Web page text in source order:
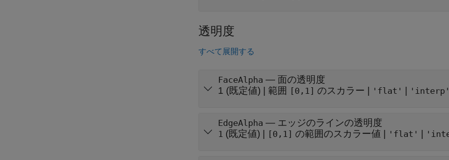
透明度
すべて展開する
FaceAlpha — 面の透明度
1 (既定値) | 範囲 [0,1] のスカラー 'flat'
EdgeAlpha — エッジのラインの透明度
1 (既定値) | [0,1] の範囲のスカラー値 'flat'